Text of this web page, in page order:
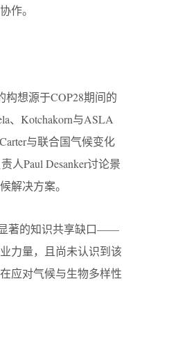
作。
构想源于COP28期间的
、Kotchakorn与ASLA
与联合国气候变化
人Paul Desanker讨论景
解决方案。
显著的知识共享缺口——
力量，且尚未认识到该
应对气候与生物多样性